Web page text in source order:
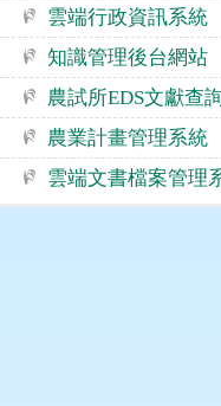
雲端行政資訊系統
知識管理後台網站
農試所EDS文獻查
農業計畫管理系統
雲端文書檔案管理